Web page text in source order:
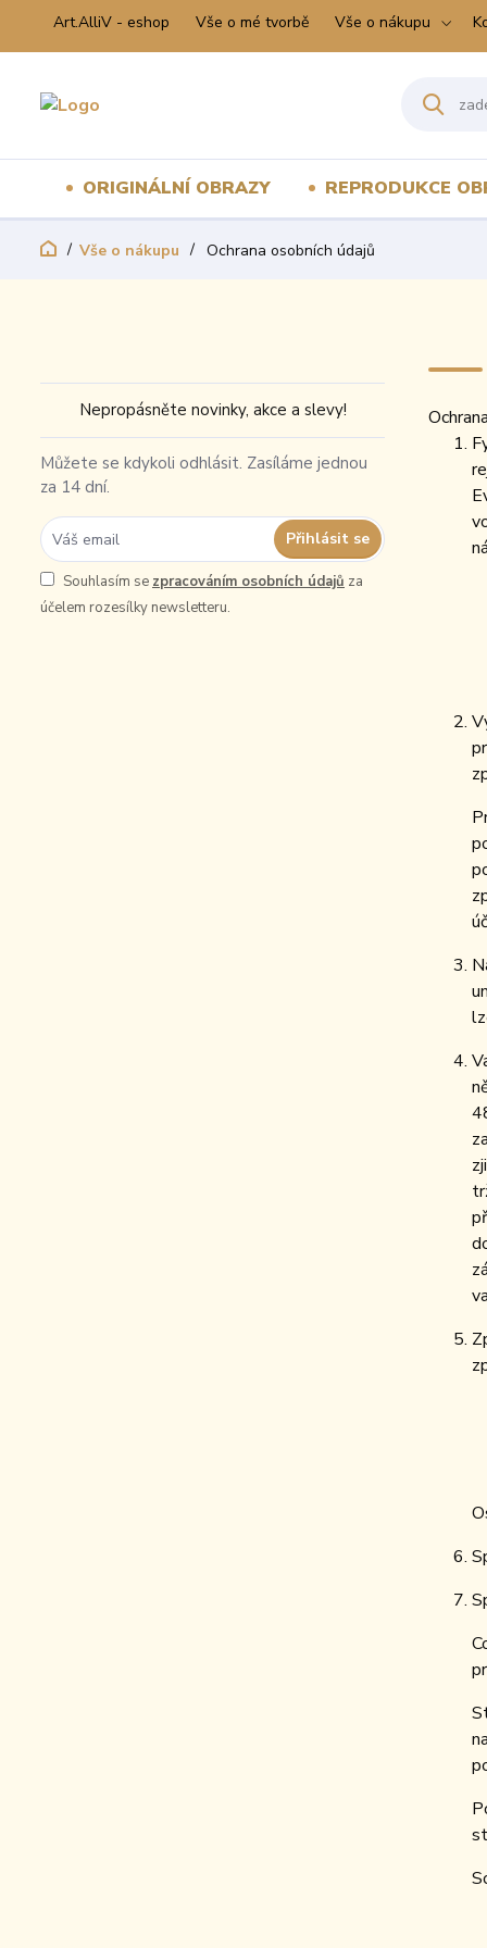
Art.AlliV - eshop Vše o mé tvorbě Vše o nákupu
ORIGINÁLNÍ OBRAZY REPRODUKCE
Vše o nákupu Ochrana osobních údajů
Nepropásněte novinky, akce a slevy!
Můžete se kdykoli odhlásit. Zasíláme jednou
za 14 dní.
Přihlásit se
Souhlasím se zpracováním osobních údajů za
účelem rozesílky newsletteru.